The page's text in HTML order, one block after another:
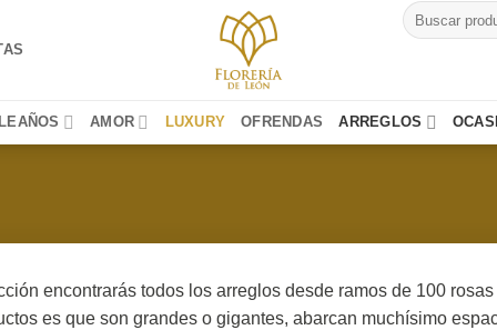
Buscar
por:
AMOR LUXURY OFRENDAS ARREGLOS
encontrarás todos los arreglos desde ramos de 100
es que son grandes o gigantes, abarcan muchísimo